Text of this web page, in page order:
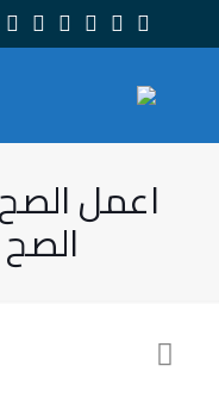
اعمل
الصح ؟